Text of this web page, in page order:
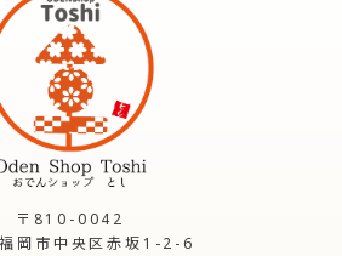
〒810-0042
岡市中央区赤坂1-2-6